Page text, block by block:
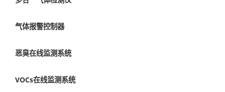
气体报警控制器
恶臭在线监测系统
VOCs在线监测系统